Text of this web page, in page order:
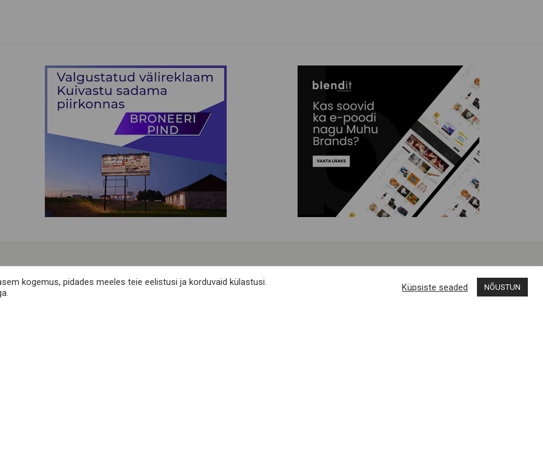
Telli meie uudiskiri
kogemus, pidades meeles teie eelistusi ja korduvaid külastusi.
Küpsiste seaded NÕUSTUN